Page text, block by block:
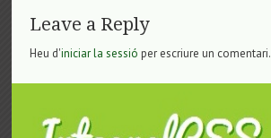
Leave a Reply
Heu d'iniciar la sessió per escriure un comentari.